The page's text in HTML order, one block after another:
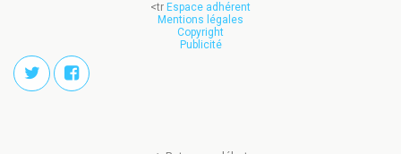
<tr Espace adhérent
Mentions légales
Copyright
Publicité